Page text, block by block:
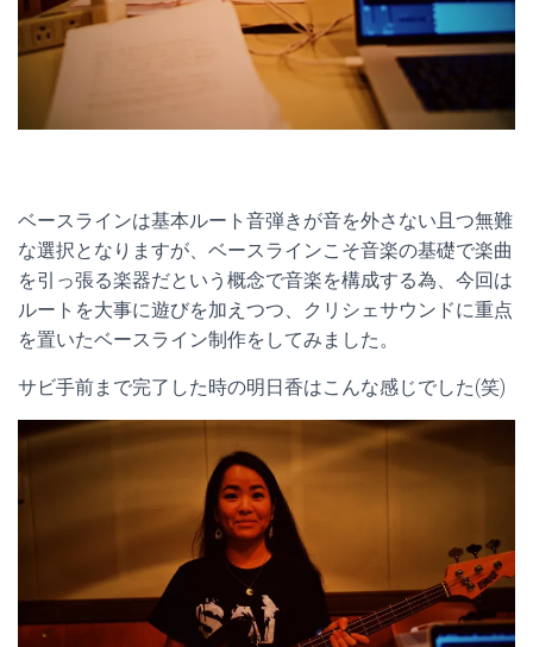
ベースラインは基本ルート音弾きが音を外さない且つ無難
な選択となりますが、ベースラインこそ音楽の基礎で楽曲
を引っ張る楽器だという概念で音楽を構成する為、今回は
ルートを大事に遊びを加えつつ、クリシェサウンドに重点
を置いたベースライン制作をしてみました。
サビ手前まで完了した時の明日香はこんな感じでした(笑)